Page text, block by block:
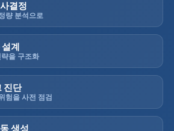
결정
량 분석으로
계
을 구조화
진단
험을 사전 점검
생성